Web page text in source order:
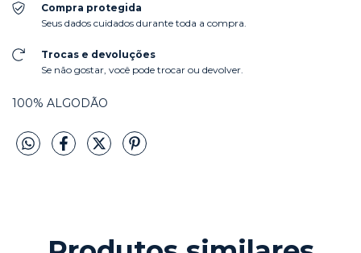
Compra protegida
Seus dados cuidados durante toda a compra.
Trocas e devoluções
Se não gostar, você pode trocar ou devolver.
100% ALGODÃO